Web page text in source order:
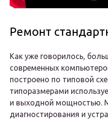
Ремонт
Как уже говорилось,
современных
построено по типовой
типоразмерами
и выходной мощностью.
диагностирования и